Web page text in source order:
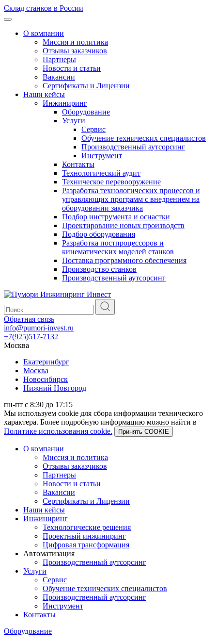
Склад станков в России
О компании
Миссия и политика
Отзывы заказчиков
Партнеры
Новости и статьи
Вакансии
Сертификаты и Лицензии
Наши кейсы
Инжиниринг
Оборудование
Услуги
Сервис
Обучение технических специалистов
Производственный аутсорсинг
Инструмент
Контакты
Технологический аудит
Техническое перевооружение
Разработка технологических процессов и
управляющих программ с внедрением на
оборудовании заказчика
Подбор инструмента и оснастки
Проектирование новых производств
Подбор оборудования
Разработка постпроцессоров и
кинематических моделей станков
Поставка программного обеспечения
Производство станков
Производственный аутсорсинг
Обратная связь
info@pumori-invest.ru
+7(925)517-7132
Москва
Екатеринбург
Москва
Новосибирск
Нижний Новгород
пн-пт с 8:30 до 17:15
Мы используем cookie для сбора информации технического
характера. Более подробную информацию можно найти в
Политике использования cookie.
Принять COOKIE
О компании
Миссия и политика
Отзывы заказчиков
Партнеры
Новости и статьи
Вакансии
Сертификаты и Лицензии
Наши кейсы
Инжиниринг
Технологические решения
Проектный инжиниринг
Цифровая трансформация
Автоматизация
Производственный аутсорсинг
Услуги
Сервис
Обучение технических специалистов
Производственный аутсорсинг
Инструмент
Контакты
Оборудование